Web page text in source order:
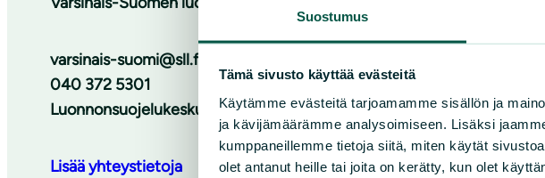
Suostumus
Tämä sivusto käyttää evästeitä
Käytämme evästeitä tarjoamamme sisällön ja
ja kävijämäärämme analysoimiseen. Lisäksi
kumppaneillemme tietoja siitä, miten käytät
olet antanut heille tai joita on kerätty, kun olet
varsinais-suomi@sll.fi
040 372 5301
Luonnonsuojelukeskus, Martinkatu 5, 20810 Turku
Lisää yhteystietoja